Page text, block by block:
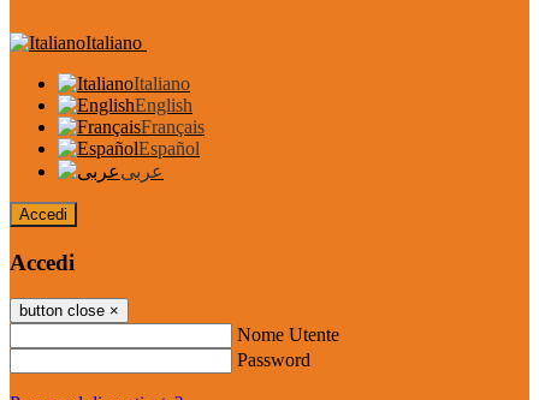
Italiano
Italiano
English
Français
Español
عربى
Accedi
Accedi
button close ×
Nome Utente
Password